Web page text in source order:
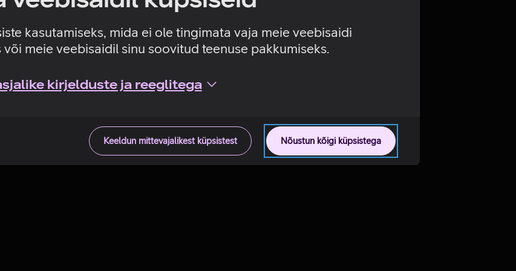
kasutamiseks, mida ei ole tingimata vaja meie veebisaidi
meie veebisaidil sinu soovitud teenuse pakkumiseks.
kirjelduste ja reeglitega
Nõustun kõigi küpsistega
Keeldun mittevajalikest küpsistest